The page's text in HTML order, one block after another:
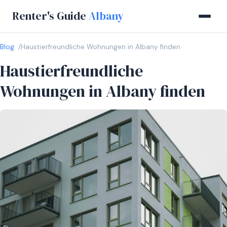
Renter's Guide Albany
Blog Haustierfreundliche Wohnungen in Albany finden
Haustierfreundliche
Wohnungen in Albany finden